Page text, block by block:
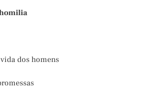
homilia
dos homens